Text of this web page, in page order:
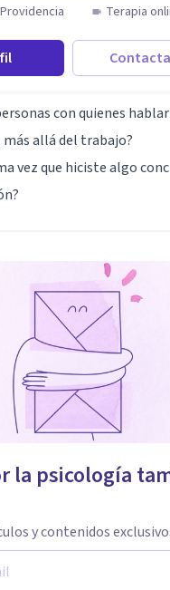
Providencia
Terapia
con quienes
allá del trabajo?
vez que hiciste algo
la psicología
y contenidos